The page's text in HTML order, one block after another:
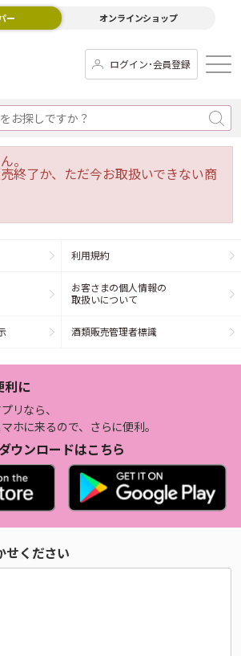
ー オンラインショップ
ログイン･会員登録
。
終了か、ただ今お取扱いできない商
利用規約
お客さまの個人情報の
取扱いについて
酒類販売管理者標識
利に
リなら、
ホに来るので、さらに便利。
ウンロードはこちら
せください